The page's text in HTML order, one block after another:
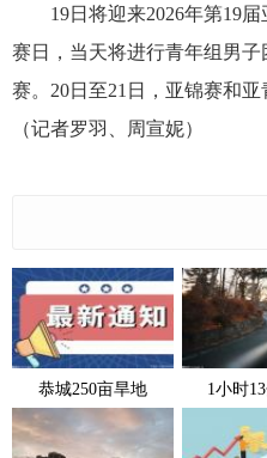
19日将迎来2026年第19
赛日，当天将进行青年组男
赛。20日至21日，亚锦赛和亚
（记者罗羽、周宣妮）
恭城250亩旱地 1小时